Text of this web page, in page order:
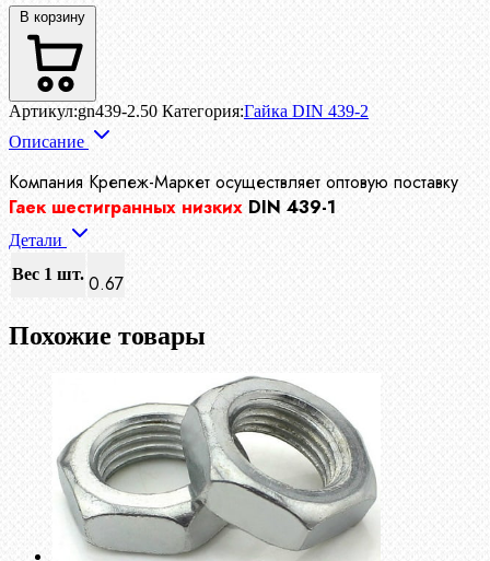
В корзину
Артикул:gn439-2.50 Категория:Гайка DIN 439-2
Описание
Компания Крепеж-Маркет осуществляет оптовую поставку
Гаек шестигранных низких DIN 439-1
Детали
Вес 1 шт. 0.67
Похожие товары